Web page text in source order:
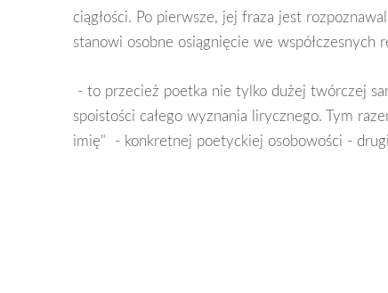
ciągłości. Po pierwsze, jej fraza jest
stanowi osobne osiągnięcie we współczesnych
- to przecież poetka nie tylko dużej twórczej
spoistości całego wyznania lirycznego. Tym
imię" - konkretnej poetyckiej osobowości -